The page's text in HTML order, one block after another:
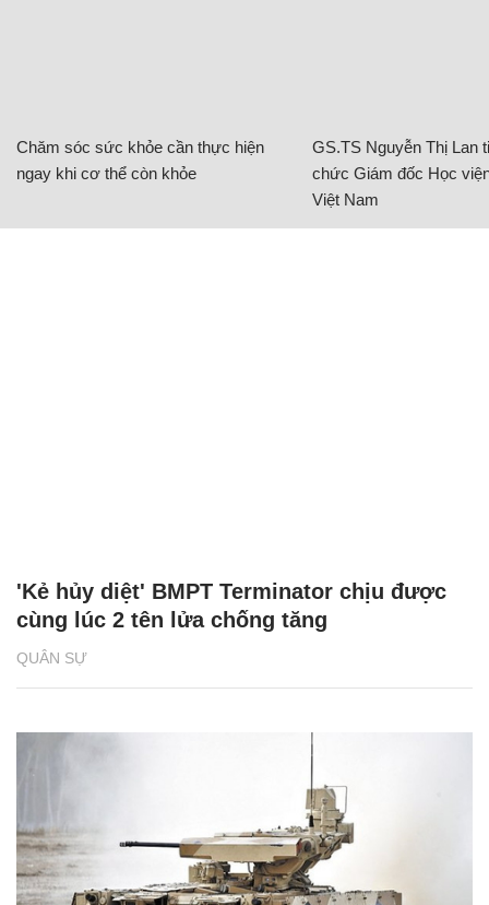
Chăm sóc sức khỏe cần thực hiện
ngay khi cơ thể còn khỏe
GS.TS Nguyễn Thị Lan
chức Giám đốc Học
Việt Nam
QUÂN SỰ
'Kẻ hủy diệt' BMPT Terminator chịu được
cùng lúc 2 tên lửa chống tăng